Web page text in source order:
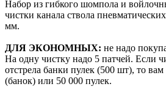
Набор из гибкого шомпола и
чистки канала ствола
мм.
ДЛЯ ЭКОНОМНЫХ: не надо
На одну чистку надо 5 патчей. Если
отстрела банки пулек (500 шт), то
(банок) или 50 000 пулек.